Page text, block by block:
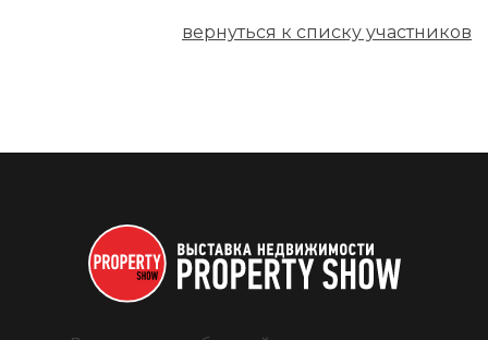
вернуться к списку участников